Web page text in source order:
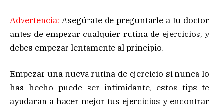
Advertencia: Asegúrate de preguntarle a tu doctor
antes de empezar cualquier rutina de ejercicios, y
debes empezar lentamente al principio.
Empezar una nueva rutina de ejercicio si nunca lo
has hecho puede ser intimidante, estos tips te
ayudaran a hacer mejor tus ejercicios y encontrar